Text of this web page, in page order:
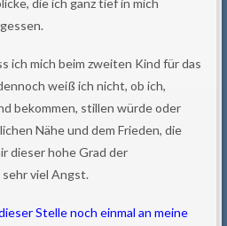
ich mich beim zweiten Kind für das
weiß ich nicht, ob ich,
bekommen, stillen würde oder
Nähe und dem Frieden, die
dieser hohe Grad der
viel Angst.
Stelle noch einmal an meine